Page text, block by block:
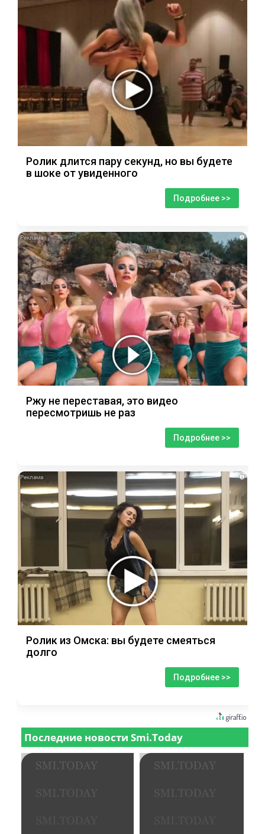
Ролик длится пару секунд, но вы будете
в шоке от увиденного
Подробнее >>
i
Ржу не переставая, это видео
пересмотришь не раз
Подробнее >>
i
Ролик из Омска: вы будете смеяться
долго
Подробнее >>